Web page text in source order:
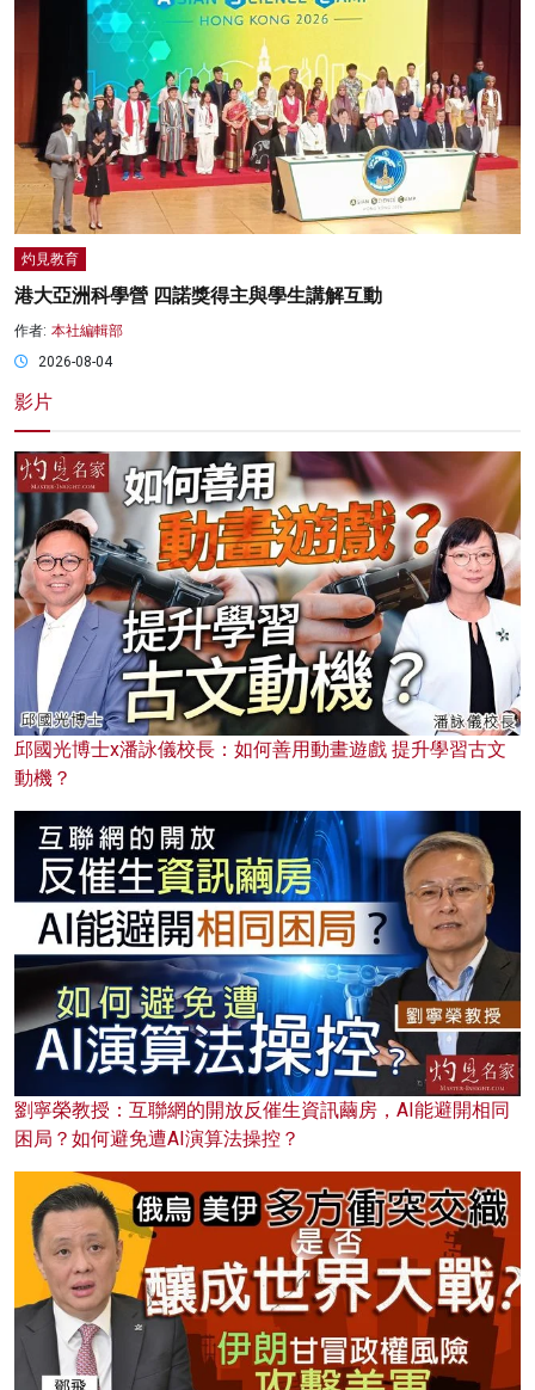
灼見教育
港大亞洲科學營 四諾獎得主與學生講解互動
作者: 本社編輯部
2026-08-04
影片
邱國光博士x潘詠儀校長：如何善用動畫遊戲 提升學習古文
動機？
劉寧榮教授：互聯網的開放反催生資訊繭房，AI能避開相同
困局？如何避免遭AI演算法操控？